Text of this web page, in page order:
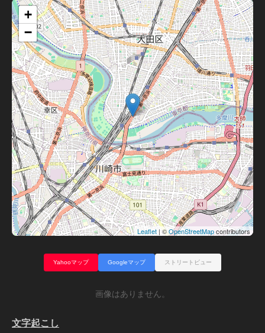
+
−
Leaflet | ©OpenStreetMapcontributors
Yahooマップ Googleマップ ストリートビュー
画像はありません。
文字起こし